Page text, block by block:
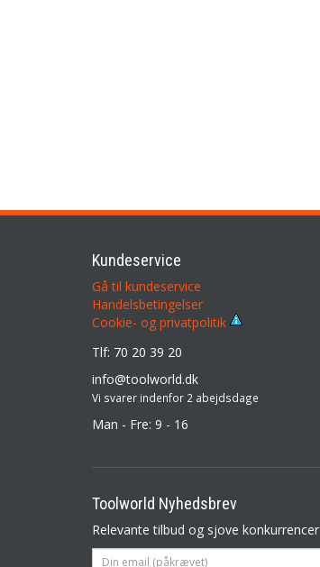
Kundeservice
Gå til kundeservice
Handelsbetingelser
Cookie- og privatpolitik
Tlf: 70 20 39 20
info@toolworld.dk
Vi svarer indenfor 2 abejdsdage
Man - Fre: 9 - 16
Toolworld Nyhedsbrev
Relevante tilbud og sjove konkurrencer